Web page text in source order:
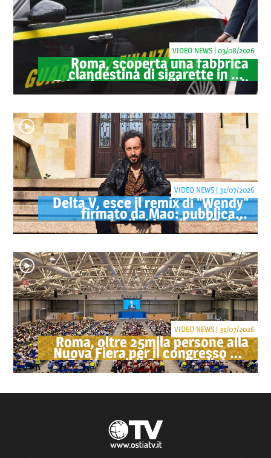
Roma, scoperta una fabbrica
clandestina di sigarette in via
Trigoria: sequestrati 1.350 kg di
tabacco
VIDEO NEWS | 03/08/2026
Delta V, esce il remix di "Wendy"
firmato da Mao: pubblicato
anche il videoclip ufficiale
VIDEO NEWS | 31/07/2026
Roma, oltre 25mila persone alla
Nuova Fiera per il congresso dei
Testimoni di Geova "Felici per
sempre"
VIDEO NEWS | 31/07/2026